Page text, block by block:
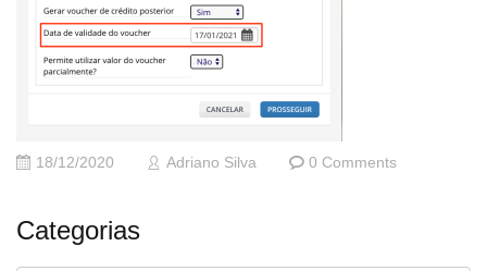
18/12/2020 Adriano Silva 0 Comments
Categorias